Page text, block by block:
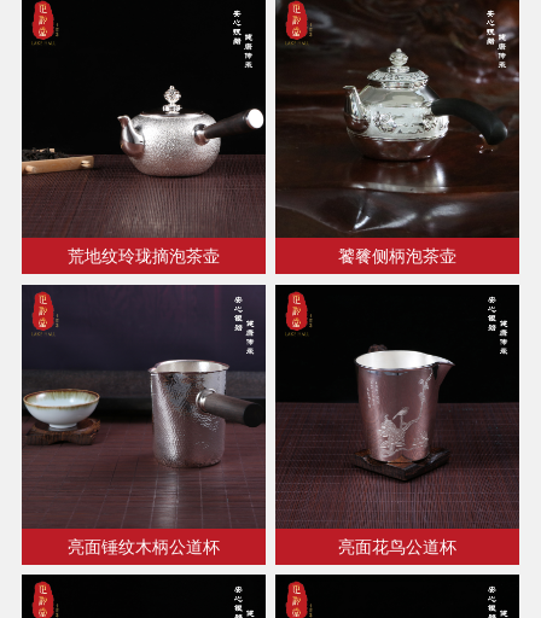
荒地纹玲珑摘泡茶壶 饕餮侧柄泡茶壶
亮面锤纹木柄公道杯 亮面花鸟公道杯